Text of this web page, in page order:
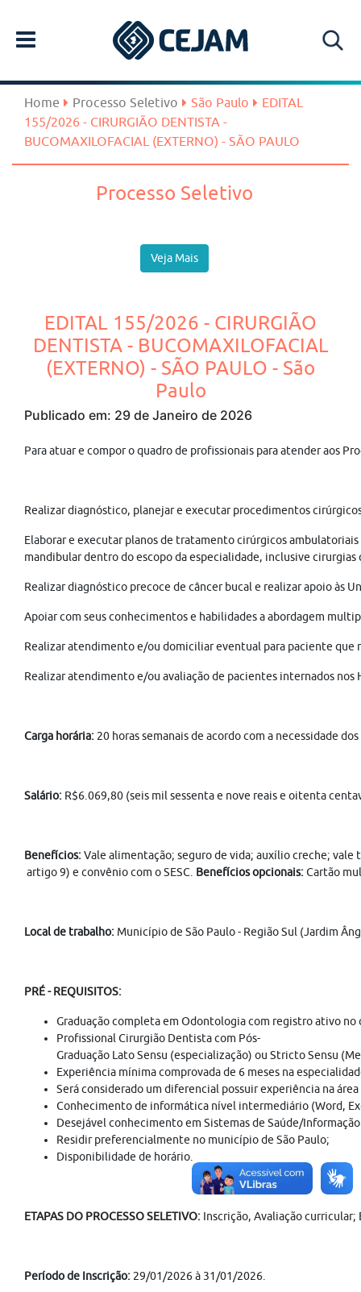
Home Processo Seletivo São Paulo
EDITAL
155/2026 - CIRURGIÃO DENTISTA -
BUCOMAXILOFACIAL (EXTERNO) - SÃO PAULO
Processo Seletivo
Veja Mais
EDITAL 155/2026 - CIRURGIÃO
DENTISTA - BUCOMAXILOFACIAL
(EXTERNO) - SÃO PAULO - São
Paulo
Publicado em: 29 de Janeiro de 2026
Para atuar e compor o quadro de profissionais para atender aos
Realizar diagnóstico, planejar e executar procedimentos
Elaborar e executar planos de tratamento cirúrgicos
mandibular dentro do escopo da especialidade, inclusive
Realizar diagnóstico precoce de câncer bucal e realizar apoio às
Apoiar com seus conhecimentos e habilidades a abordagem
Realizar atendimento e/ou domiciliar eventual para paciente que
Realizar atendimento e/ou avaliação de pacientes internados
Carga horária: 20 horas semanais de acordo com a necessidade
Salário: R$6.069,80 (seis mil sessenta e nove reais e oitenta
Benefícios:Vale alimentação; seguro de vida; auxílio creche;
artigo 9) e convênio com o SESC. Benefícios opcionais:Cartão
Local de trabalho: Município de São Paulo - Região Sul (Jardim
PRÉ - REQUISITOS:
Graduação completa em Odontologia com registro ativo
Profissional Cirurgião Dentista com Pós-
Graduação Lato Sensu (especialização) ou Stricto Sensu
Experiência mínima comprovada de 6 meses na
Será considerado um diferencial possuir experiência na
Conhecimento de informática nível intermediário (Word,
Desejável conhecimento em Sistemas de Saúde/
Residir preferencialmente no município de São Paulo;
Disponibilidade de horário.
ETAPAS DO PROCESSO SELETIVO: Inscrição, Avaliação
Período de Inscrição: 29/01/2026 à 31/01/2026.